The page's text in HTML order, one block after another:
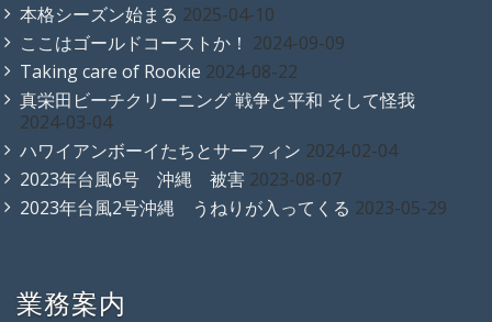
本格シーズン始まる 2025-04-10
ここはゴールドコーストか！ 2024-09-09
Taking care of Rookie 2024-08-22
真栄田ビーチクリーニング 戦争と平和 そして怪我
2024-03-04
ハワイアンボーイたちとサーフィン 2024-02-04
2023年台風6号 沖縄 被害 2023-08-07
2023年台風2号沖縄 うねりが入ってくる 2023-05-29
業務案内